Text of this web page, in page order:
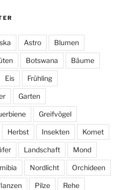
Astro Blumen
Botswana Bäume
Eis Frühling
Garten
Greifvögel
Herbst Insekten Komet
Landschaft Mond
Nordlicht Orchideen
Pilze Rehe